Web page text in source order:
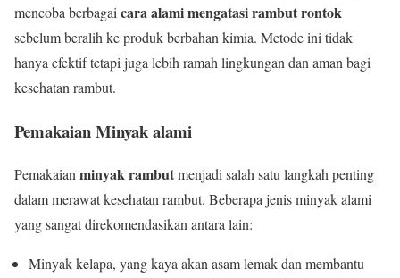
mencoba berbagai cara alami mengatasi rambut rontok
sebelum beralih ke produk berbahan kimia. Metode ini tidak
hanya efektif tetapi juga lebih ramah lingkungan dan aman bagi
kesehatan rambut.
Pemakaian Minyak alami
Pemakaianminyak rambutmenjadi salah satu langkah penting
dalam merawat kesehatan rambut. Beberapa jenis minyak alami
yang sangat direkomendasikan antara lain:
Minyak kelapa, yang kaya akan asam lemak dan membantu